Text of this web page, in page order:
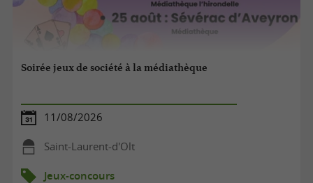
Soirée jeux de société à la médiathèque
11/08/2026
Saint-Laurent-d'Olt
Jeux-concours